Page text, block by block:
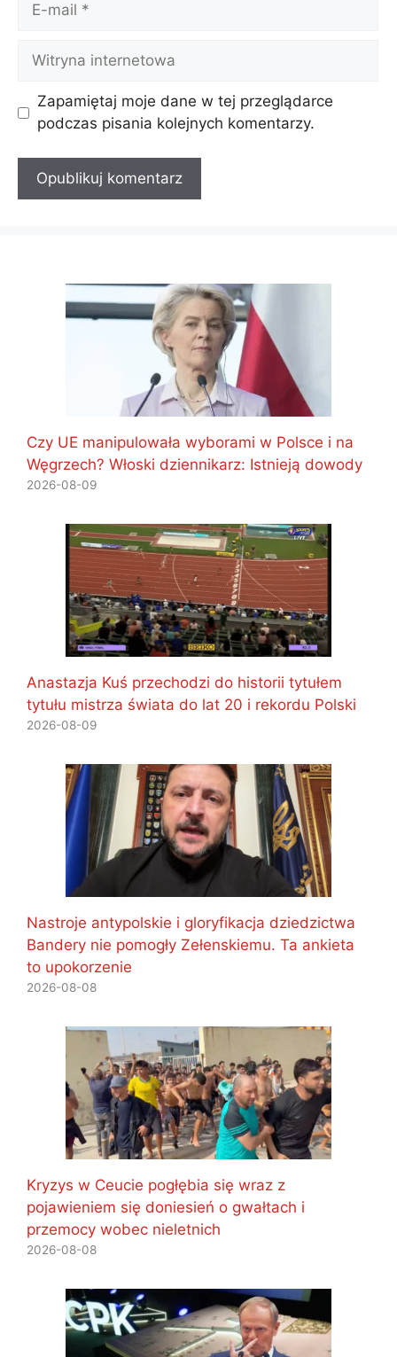
Witryna
internetowa
Zapamiętaj moje dane w tej przeglądarce
podczas pisania kolejnych komentarzy.
Czy UE manipulowała wyborami w Polsce i na
Węgrzech? Włoski dziennikarz: Istnieją dowody
2026-08-09
Anastazja Kuś przechodzi do historii tytułem
tytułu mistrza świata do lat 20 i rekordu Polski
2026-08-09
Nastroje antypolskie i gloryfikacja dziedzictwa
Bandery nie pomogły Zełenskiemu. Ta ankieta
to upokorzenie
2026-08-08
Kryzys w Ceucie pogłębia się wraz z
pojawieniem się doniesień o gwałtach i
przemocy wobec nieletnich
2026-08-08